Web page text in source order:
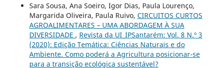
Sara Sousa, Ana Soeiro, Igor Dias, Paula Lourenço,
Margarida Oliveira, Paula Ruivo, CIRCUITOS CURTOS
AGROALIMENTARES – UMA ABORDAGEM À SUA
DIVERSIDADE , Revista da UI_IPSantarém: Vol. 8 N.º 3
(2020): Edição Temática: Ciências Naturais e do
Ambiente. Como poderá a Agricultura posicionar-se
para a transição ecológica sustentável?